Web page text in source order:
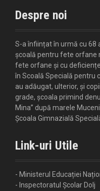
Despre noi
S-a înființat în urmă cu 68
școală pentru fete orfane
fete orfane și cu
în Scoală Specială pentru
au adăugat, ulterior, și
grade, școala primind
Mina” după marele
Școala Gimnazială
Link-uri Utile
- Ministerul Educației
- Inspectoratul Școlar Dolj